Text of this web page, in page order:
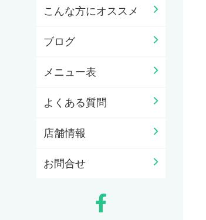
こんな方にオススメ
ブログ
メニュー表
よくある質問
店舗情報
お問合せ